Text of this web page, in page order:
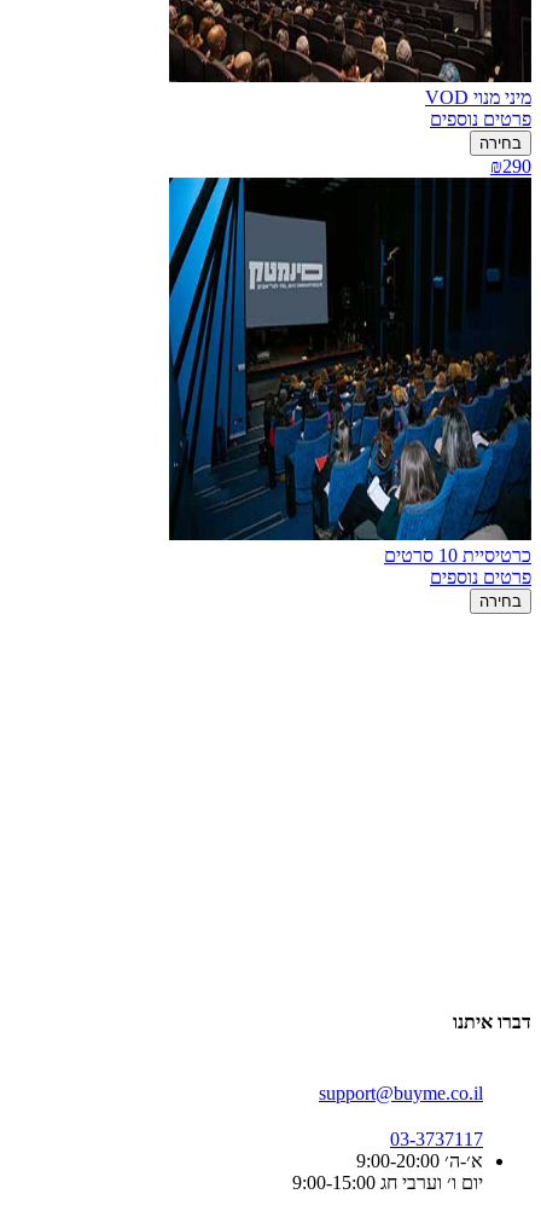
מיני מנוי VOD
פרטים נוספים
בחירה
₪290
כרטיסיית 10 סרטים
פרטים נוספים
בחירה
דברו איתנו
support@buyme.co.il
03-3737117
א׳-ה׳ 9:00-20:00
יום ו׳ וערבי חג 9:00-15:00